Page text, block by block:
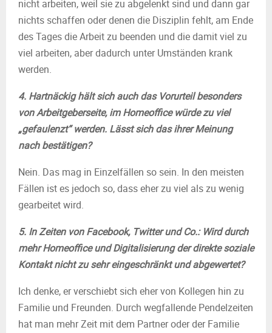
nicht arbeiten, weil sie zu abgelenkt sind und dann gar
nichts schaffen oder denen die Disziplin fehlt, am Ende
des Tages die Arbeit zu beenden und die damit viel zu
viel arbeiten, aber dadurch unter Umständen krank
werden.
4. Hartnäckig hält sich auch das Vorurteil besonders
von Arbeitgeberseite, im Homeoffice würde zu viel
„gefaulenzt“ werden. Lässt sich das ihrer Meinung
nach bestätigen?
Nein. Das mag in Einzelfällen so sein. In den meisten
Fällen ist es jedoch so, dass eher zu viel als zu wenig
gearbeitet wird.
5. In Zeiten von Facebook, Twitter und Co.: Wird durch
mehr Homeoffice und Digitalisierung der direkte soziale
Kontakt nicht zu sehr eingeschränkt und abgewertet?
Ich denke, er verschiebt sich eher von Kollegen hin zu
Familie und Freunden. Durch wegfallende Pendelzeiten
hat man mehr Zeit mit dem Partner oder der Familie